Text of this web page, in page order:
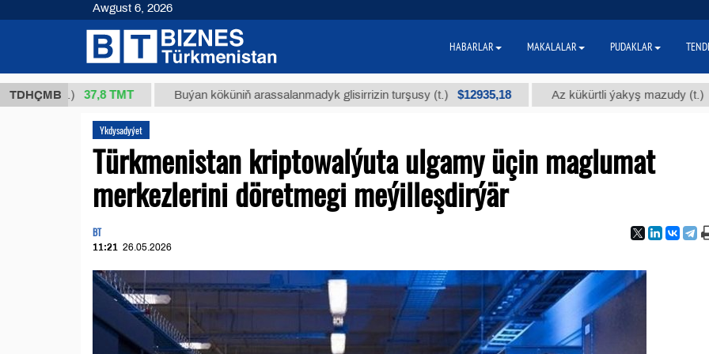
TDHÇMB
(kg.) 37,8 ТМТ Buýan köküniň arassalanmadyk glisirrizin turşusy (t.) $12935,18 Az kükürtli ýakyş mazudy (t.) $300
Ykdysadyýet
Türkmenistan kriptowalýuta ulgamy üçin maglumat
merkezlerini döretmegi meýilleşdirýär
BT
11:21 26.05.2026
Awgust 6, 2026
HABARLAR MAKALALAR PUDAKLAR